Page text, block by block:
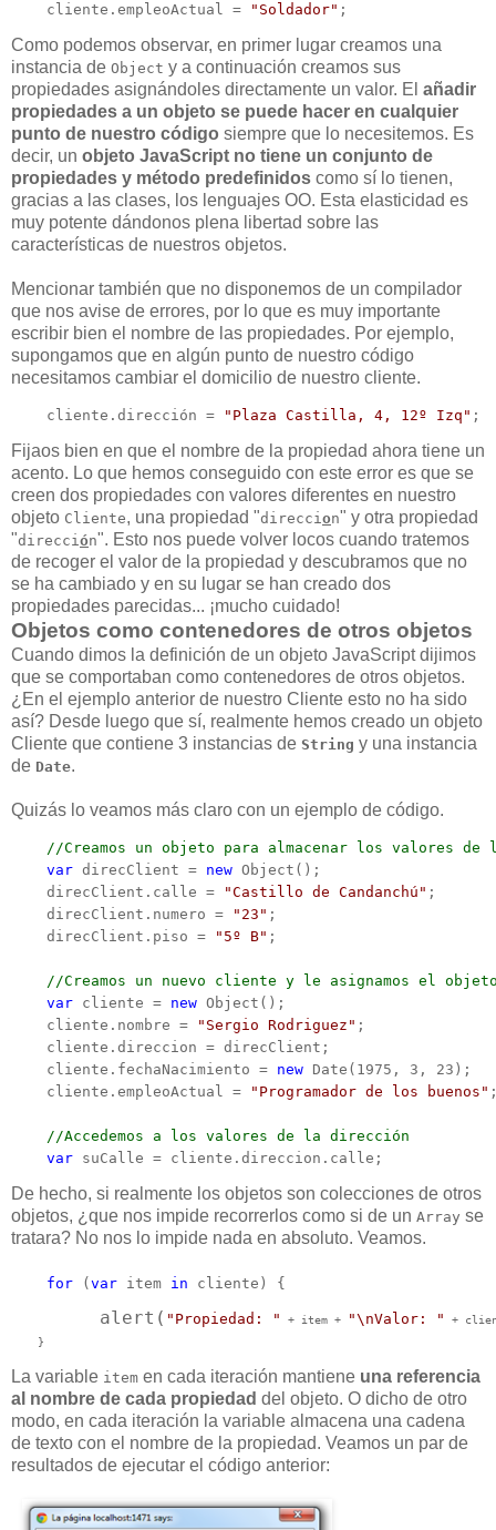
    cliente.empleoActual =
"Soldador" ;
Como podemos observar, en primer lugar creamos una
instancia de Object y a continuación creamos sus
propiedades asignándoles directamente un valor. El añadir
propiedades a un objeto se puede hacer en cualquier
punto de nuestro código siempre que lo necesitemos. Es
decir, un objeto JavaScript no tiene un conjunto de
propiedades y método predefinidos como sí lo tienen,
gracias a las clases, los lenguajes OO. Esta elasticidad es
muy potente dándonos plena libertad sobre las
características de nuestros objetos.
Mencionar también que no disponemos de un compilador
que nos avise de errores, por lo que es muy importante
escribir bien el nombre de las propiedades. Por ejemplo,
supongamos que en algún punto de nuestro código
necesitamos cambiar el domicilio de nuestro cliente.
    cliente.dirección =
"Plaza Castilla, 4, 12º Izq" ;
Fijaos bien en que el nombre de la propiedad ahora tiene un
acento. Lo que hemos conseguido con este error es que se
creen dos propiedades con valores diferentes en nuestro
objeto Cliente, una propiedad "direcci on" y otra propiedad
"direcci ón". Esto nos puede volver locos cuando tratemos
de recoger el valor de la propiedad y descubramos que no
se ha cambiado y en su lugar se han creado dos
propiedades parecidas... ¡mucho cuidado!
Objetos como contenedores de otros objetos
Cuando dimos la definición de un objeto JavaScript dijimos
que se comportaban como contenedores de otros objetos.
¿En el ejemplo anterior de nuestro Cliente esto no ha sido
así? Desde luego que sí, realmente hemos creado un objeto
Cliente que contiene 3 instancias de String y una instancia
de Date.
Quizás lo veamos más claro con un ejemplo de código.
//Creamos un objeto para almacenar los valores de
    var
direcClient = new Object();
    direcClient.calle =
"Castillo de Candanchú" ;
    direcClient.numero =
"23" ;
    direcClient.piso =
"5º B" ;
//Creamos un nuevo cliente y le asignamos el
    var
cliente = new Object();
    cliente.nombre =
"Sergio Rodriguez" ;
    cliente.direccion = direcClient;
    cliente.fechaNacimiento =
new Date(1975, 3, 23);
    cliente.empleoActual =
"Programador de los buenos"
    //Accedemos a los valores de la dirección
    var
suCalle = cliente.direccion.calle;
De hecho, si realmente los objetos son colecciones de otros
objetos, ¿que nos impide recorrerlos como si de un Array se
tratara? No nos lo impide nada en absoluto. Veamos.
    for
(var item in cliente) {
alert( "Propiedad: " + item + "\nValor: "
+
    }
La variable item en cada iteración mantiene una referencia
al nombre de cada propiedad del objeto. O dicho de otro
modo, en cada iteración la variable almacena una cadena
de texto con el nombre de la propiedad. Veamos un par de
resultados de ejecutar el código anterior: